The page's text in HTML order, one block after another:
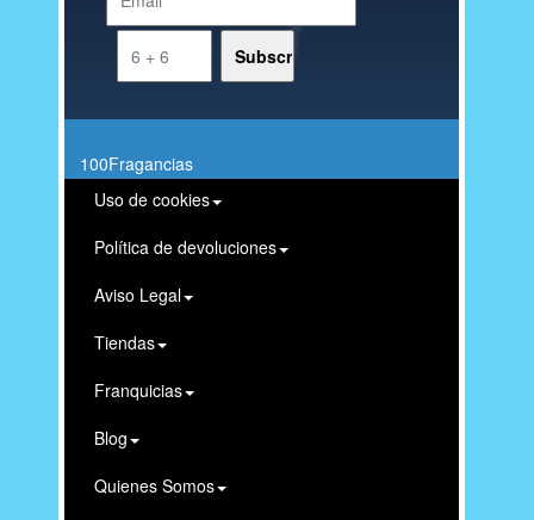
100Fragancias
Uso de cookies
Política de devoluciones
Aviso Legal
Tiendas
Franquicias
Blog
Quienes Somos